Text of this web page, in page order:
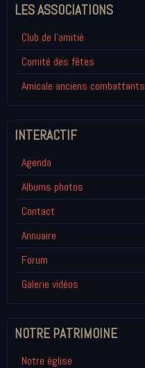
LES ASSOCIATIONS
Club de l'amitié
Comité des fêtes
Amicale anciens combattants
INTERACTIF
Agenda
Albums photos
Contact
Annuaire
Forum
Galerie vidéos
NOTRE PATRIMOINE
Notre église